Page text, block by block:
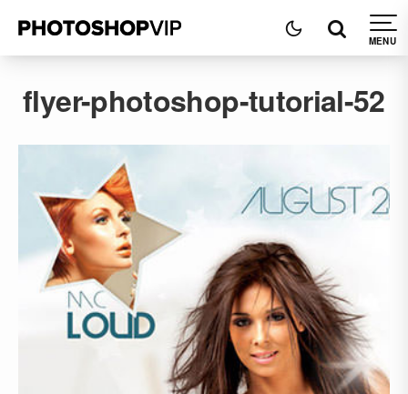
flyer-photoshop-tutorial-52